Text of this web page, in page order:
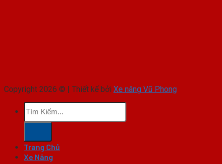
Copyright 2026 © | Thiết kế bởi Xe nâng Vũ Phong
Tìm
kiếm:
Trang Chủ
Xe Nâng